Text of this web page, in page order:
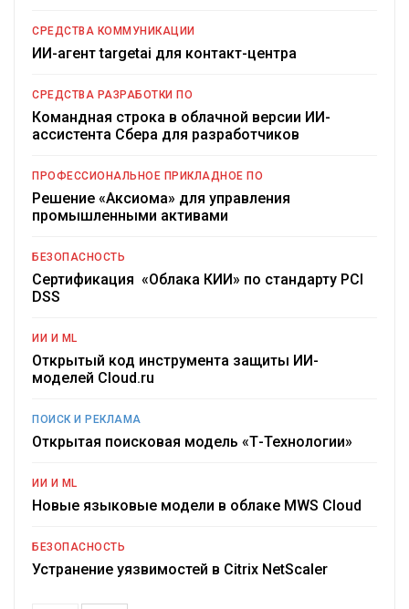
СРЕДСТВА КОММУНИКАЦИИ
ИИ-агент targetai для контакт-центра
СРЕДСТВА РАЗРАБОТКИ ПО
Командная строка в облачной версии ИИ-
ассистента Сбера для разработчиков
ПРОФЕССИОНАЛЬНОЕ ПРИКЛАДНОЕ ПО
Решение «Аксиома» для управления
промышленными активами
БЕЗОПАСНОСТЬ
Сертификация «Облака КИИ» по стандарту PCI
DSS
ИИ И ML
Открытый код инструмента защиты ИИ-
моделей Cloud.ru
ПОИСК И РЕКЛАМА
Открытая поисковая модель «Т-Технологии»
ИИ И ML
Новые языковые модели в облаке MWS Cloud
БЕЗОПАСНОСТЬ
Устранение уязвимостей в Citrix NetScaler